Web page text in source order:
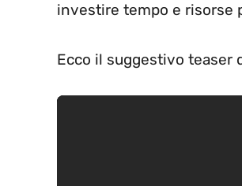
investire tempo e risorse
Ecco il suggestivo teaser